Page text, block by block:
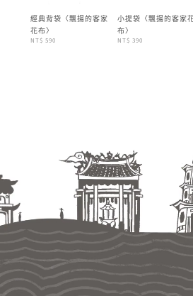
經典背袋〈飄揚的客家
花布〉
NT$ 590
小提袋〈飄揚的客家
布〉
NT$ 390